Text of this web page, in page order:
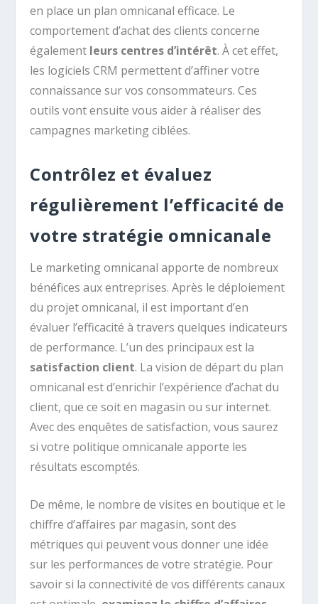
en place un plan omnicanal efficace. Le
comportement d’achat des clients concerne
également leurs centres d’intérêt. À cet effet,
les logiciels CRM permettent d’affiner votre
connaissance sur vos consommateurs. Ces
outils vont ensuite vous aider à réaliser des
campagnes marketing ciblées.
Contrôlez et évaluez
régulièrement l’efficacité de
votre stratégie omnicanale
Le marketing omnicanal apporte de nombreux
bénéfices aux entreprises. Après le déploiement
du projet omnicanal, il est important d’en
évaluer l’efficacité à travers quelques indicateurs
de performance. L’un des principaux est la
satisfaction client. La vision de départ du plan
omnicanal est d’enrichir l’expérience d’achat du
client, que ce soit en magasin ou sur internet.
Avec des enquêtes de satisfaction, vous saurez
si votre politique omnicanale apporte les
résultats escomptés.
De même, le nombre de visites en boutique et le
chiffre d’affaires par magasin, sont des
métriques qui peuvent vous donner une idée
sur les performances de votre stratégie. Pour
savoir si la connectivité de vos différents canaux